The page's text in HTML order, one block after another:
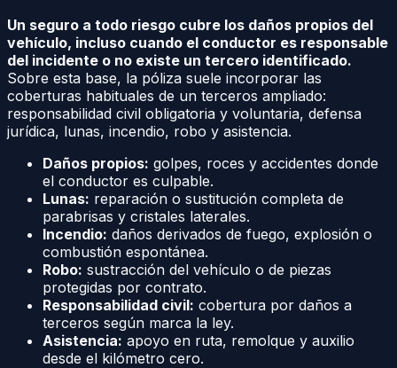
Un seguro a todo riesgo cubre los daños propios del
vehículo, incluso cuando el conductor es responsable
del incidente o no existe un tercero identificado.
Sobre esta base, la póliza suele incorporar las
coberturas habituales de un terceros ampliado:
responsabilidad civil obligatoria y voluntaria, defensa
jurídica, lunas, incendio, robo y asistencia.
Daños propios: golpes, roces y accidentes donde
el conductor es culpable.
Lunas: reparación o sustitución completa de
parabrisas y cristales laterales.
Incendio: daños derivados de fuego, explosión o
combustión espontánea.
Robo: sustracción del vehículo o de piezas
protegidas por contrato.
Responsabilidad civil: cobertura por daños a
terceros según marca la ley.
Asistencia: apoyo en ruta, remolque y auxilio
desde el kilómetro cero.